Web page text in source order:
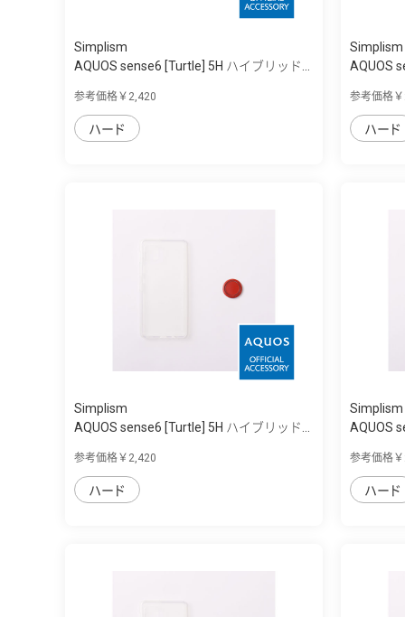
Simplism
AQUOS sense6 [Turtle] 5H ハイブリッド...
参考価格￥2,420
ハード
Simplism
AQUOS
参考価格
ハード
Simplism
AQUOS sense6 [Turtle] 5H ハイブリッド...
参考価格￥2,420
ハード
Simplism
AQUOS
参考価格
ハード